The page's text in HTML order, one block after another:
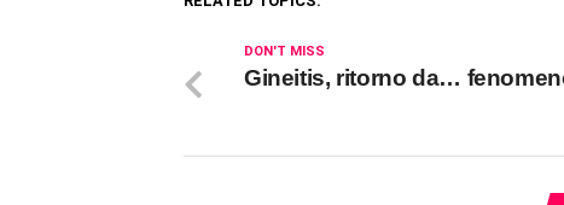
DON'T MISS
Gineitis, ritorno da…